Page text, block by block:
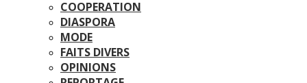
COOPERATION
DIASPORA
MODE
FAITS DIVERS
OPINIONS